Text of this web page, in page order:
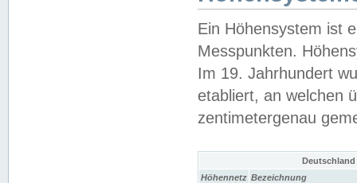
Ein Höhensystem ist
Messpunkten.
Im 19. Jahrhundert
etabliert, an welchen
zentimetergenau
Höhennetz Bezeichnung